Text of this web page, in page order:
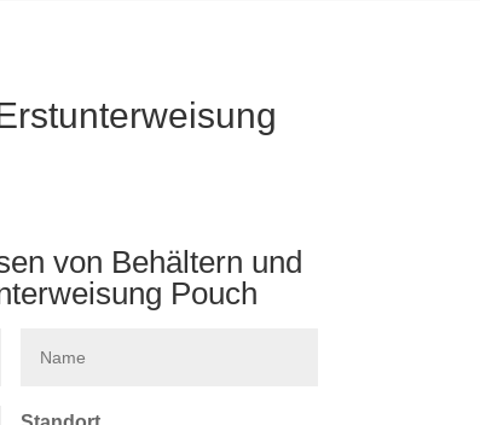
von Behältern und
Pouch